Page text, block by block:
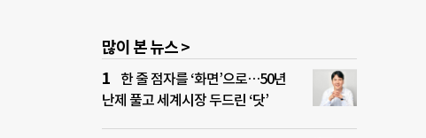
많이 본 뉴스 >
한 줄 점자를 ‘화면’으로…50년
난제 풀고 세계시장 두드린 ‘닷’